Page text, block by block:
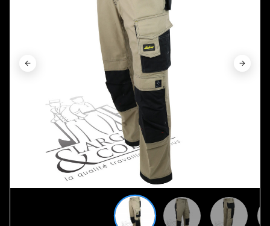
 
 
 
 
 
 
 
 
 
 
 
 
 
 
 
 
 
 
 
 
 
 
 
 